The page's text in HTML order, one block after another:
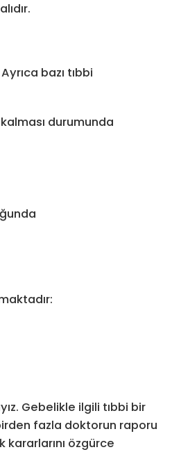
bazı tıbbi
durumunda
Gebelikle ilgili tıbbi bir
fazla doktorun raporu
kararlarını özgürce